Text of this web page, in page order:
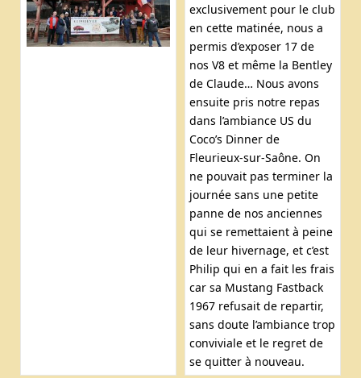
exclusivement pour le club
en cette matinée, nous a
permis d’exposer 17 de
nos V8 et même la Bentley
de Claude… Nous avons
ensuite pris notre repas
dans l’ambiance US du
Coco’s Dinner de
Fleurieux-sur-Saône. On
ne pouvait pas terminer la
journée sans une petite
panne de nos anciennes
qui se remettaient à peine
de leur hivernage, et c’est
Philip qui en a fait les frais
car sa Mustang Fastback
1967 refusait de repartir,
sans doute l’ambiance trop
conviviale et le regret de
se quitter à nouveau.